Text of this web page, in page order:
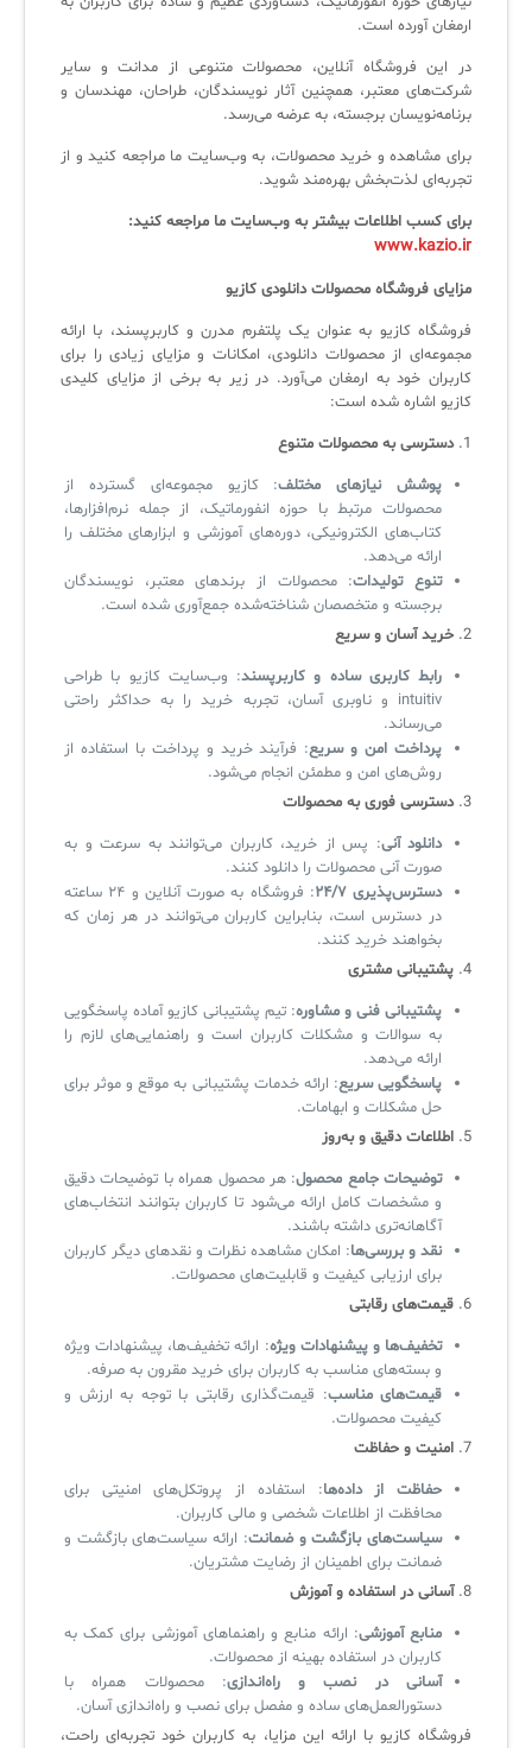
ارمغان آورده است.
در این فروشگاه آنلاین، محصولات متنوعی از مدانت و سایر
شرکت‌های معتبر، همچنین آثار نویسندگان، طراحان، مهندسان و
برنامه‌نویسان برجسته، به عرضه می‌رسد.
برای مشاهده و خرید محصولات، به وب‌سایت ما مراجعه کنید و از
تجربه‌ای لذت‌بخش بهره‌مند شوید.
برای کسب اطلاعات بیشتر به وب‌سایت ما مراجعه کنید:
www.kazio.ir
مزایای فروشگاه محصولات دانلودی کازیو
فروشگاه کازیو به عنوان یک پلتفرم مدرن و کاربرپسند، با ارائه
مجموعه‌ای از محصولات دانلودی، امکانات و مزایای زیادی را برای
کاربران خود به ارمغان می‌آورد. در زیر به برخی از مزایای کلیدی
کازیو اشاره شده است:
1. دسترسی به محصولات متنوع
پوشش نیازهای مختلف: کازیو مجموعه‌ای گسترده از
محصولات مرتبط با حوزه انفورماتیک، از جمله نرم‌افزارها،
کتاب‌های الکترونیکی، دوره‌های آموزشی و ابزارهای مختلف را
ارائه می‌دهد.
تنوع تولیدات: محصولات از برندهای معتبر، نویسندگان
برجسته و متخصصان شناخته‌شده جمع‌آوری شده است.
2. خرید آسان و سریع
رابط کاربری ساده و کاربرپسند: وب‌سایت کازیو با طراحی
intuitiv و ناوبری آسان، تجربه خرید را به حداکثر راحتی
می‌رساند.
پرداخت امن و سریع: فرآیند خرید و پرداخت با استفاده از
روش‌های امن و مطمئن انجام می‌شود.
3. دسترسی فوری به محصولات
دانلود آنی: پس از خرید، کاربران می‌توانند به سرعت و به
صورت آنی محصولات را دانلود کنند.
دسترس‌پذیری ۲۴/۷
: فروشگاه به صورت آنلاین و ۲۴ ساعته
در دسترس است، بنابراین کاربران می‌توانند در هر زمان که
بخواهند خرید کنند.
4. پشتیبانی مشتری
پشتیبانی فنی و مشاوره: تیم پشتیبانی کازیو آماده پاسخگویی
به سوالات و مشکلات کاربران است و راهنمایی‌های لازم را
ارائه می‌دهد.
پاسخگویی سریع: ارائه خدمات پشتیبانی به موقع و موثر برای
حل مشکلات و ابهامات.
5. اطلاعات دقیق و به‌روز
توضیحات جامع محصول: هر محصول همراه با توضیحات دقیق
و مشخصات کامل ارائه می‌شود تا کاربران بتوانند انتخاب‌های
آگاهانه‌تری داشته باشند.
نقد و بررسی‌ها: امکان مشاهده نظرات و نقدهای دیگر کاربران
برای ارزیابی کیفیت و قابلیت‌های محصولات.
6. قیمت‌های رقابتی
تخفیف‌ها و پیشنهادات ویژه: ارائه تخفیف‌ها، پیشنهادات ویژه
و بسته‌های مناسب به کاربران برای خرید مقرون به صرفه.
قیمت‌های مناسب: قیمت‌گذاری رقابتی با توجه به ارزش و
کیفیت محصولات.
7. امنیت و حفاظت
حفاظت از داده‌ها: استفاده از پروتکل‌های امنیتی برای
محافظت از اطلاعات شخصی و مالی کاربران.
سیاست‌های بازگشت و ضمانت: ارائه سیاست‌های بازگشت و
ضمانت برای اطمینان از رضایت مشتریان.
8. آسانی در استفاده و آموزش
منابع آموزشی: ارائه منابع و راهنماهای آموزشی برای کمک به
کاربران در استفاده بهینه از محصولات.
آسانی در نصب و راه‌اندازی: محصولات همراه با
دستورالعمل‌های ساده و مفصل برای نصب و راه‌اندازی آسان.
فروشگاه کازیو با ارائه این مزایا، به کاربران خود تجربه‌ای راحت،
✦
مدیریت خدمات سازمانی
سرویس دسک پلاس MSP
اندپوینت سنترال [سامانه مدیریت نقاط پایانی]
◆
Log360 ابزار SIEM
برنامه‌ساز هوشمند App Creator
سیستم هوشمند مدیریت فروش و فاکتور
سامانه مدیریت امنیت اطلاعات
سامانه مدیریت دارایی‌ها [Asset Explorer]
سامانه مدیریت پشتیبانی مشتریان
ManageEngine Malware Protection Plus
سامانه مدیریت دسترسی ممتاز
سامانه مدیریت و مانیتورینگ شبکه
سامانه آزمون آنلاین
✦
مدیریت خدمات منابع انسانی
CIs Control
مجموعه راهکارهای آیناک
✦
آموزش سیستم مدیریت خدمات فناوری اطلاعات
نکته‌های کلیدی برای مدیر انفورماتیک
آموزش‌ ویدیویی مفاهیم سرویس دسک
◆
آموزش فارسی ITIL4
چارچوب ITIL برای همه
فلافلی_فناوری
آرشیو دانلودهای مدانت
لیست دوره‌ها
مقالات آموزشی